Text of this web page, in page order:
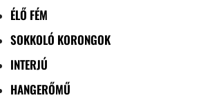
ÉLŐ FÉM
SOKKOLÓ KORONGOK
INTERJÚ
HANGERŐMŰ